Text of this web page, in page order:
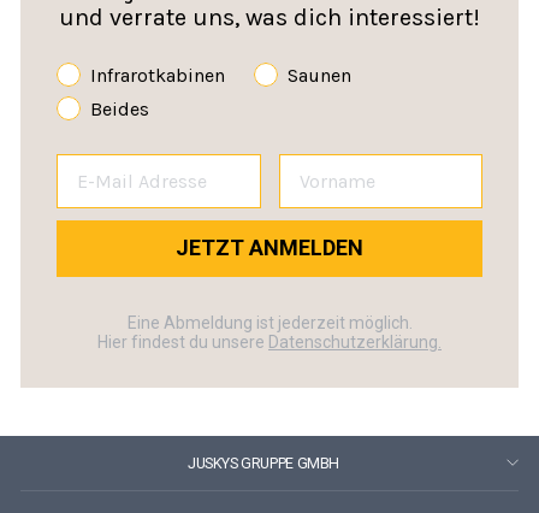
und verrate uns, was dich interessiert!
Infrarotkabinen
Saunen
Beides
JETZT ANMELDEN
Eine Abmeldung ist jederzeit möglich.
Hier findest du unsere Datenschutzerklärung.
JUSKYS GRUPPE GMBH